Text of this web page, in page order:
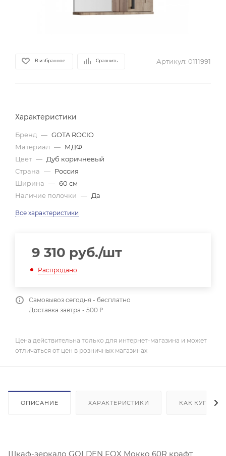
В избранное Сравнить Артикул: 0111991
Характеристики
Бренд — GOTA ROCIO
Материал — МДФ
Цвет — Дуб коричневый
Страна — Россия
Ширина — 60 см
Наличие полочки — Да
Все характеристики
9 310 руб./шт
Распродано
Самовывоз сегодня - бесплатно
Доставка завтра - 500 ₽
Цена действительна только для интернет-магазина и может
отличаться от цен в розничных магазинах
ОПИСАНИЕ ХАРАКТЕРИСТИКИ КАК КУПИТЬ
Шкаф-зеркало GOLDEN FOX Мокко 60R крафт